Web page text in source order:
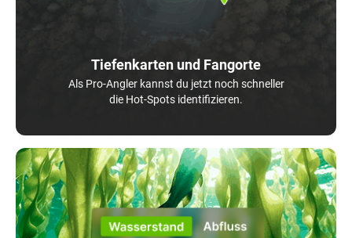
Tiefenkarten und Fangorte
Als Pro-Angler kannst du jetzt noch schneller
die Hot-Spots identifizieren.